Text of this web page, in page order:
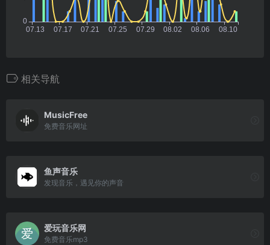
相关导航
MusicFree
免费音乐网址
鱼声音乐
发现音乐，遇见你的声音
爱玩音乐网
免费音乐mp3